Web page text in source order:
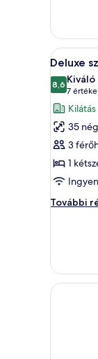
további
részletei
A
szoba
összes
képének
Deluxe
szoba
6
Deluxe
8,610-ből
Kiváló
7
(7
35
3
1
További
Deluxe